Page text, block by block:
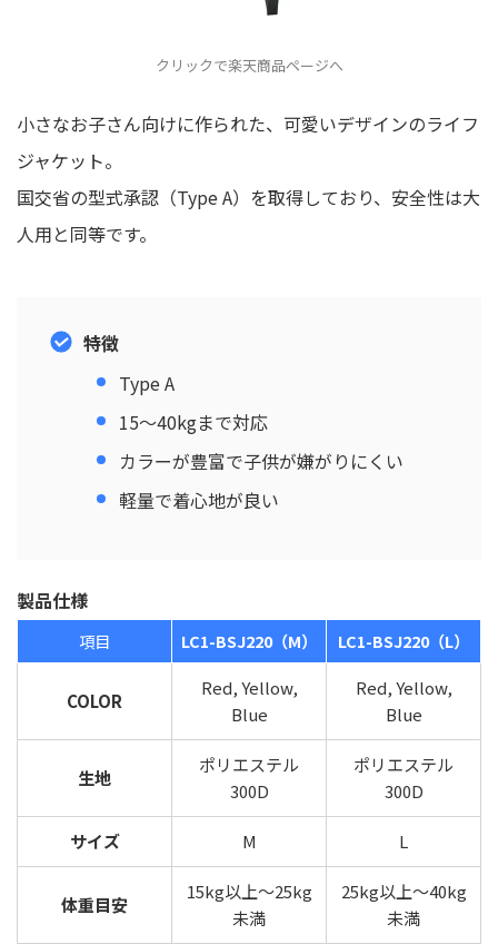
クリックで楽天商品ページへ
小さなお子さん向けに作られた、可愛いデザインのライフ
ジャケット。
国交省の型式承認（Type A）を取得しており、安全性は大
人用と同等です。
特徴
Type A
15〜40kgまで対応
カラーが豊富で子供が嫌がりにくい
軽量で着心地が良い
製品仕様
項目 LC1-BSJ220（M） LC1-BSJ220（L）
COLOR
Red, Yellow,
Blue
Red, Yellow,
Blue
生地
ポリエステル
300D
ポリエステル
300D
サイズ M L
体重目安
15kg以上〜25kg
未満
25kg以上〜40kg
未満